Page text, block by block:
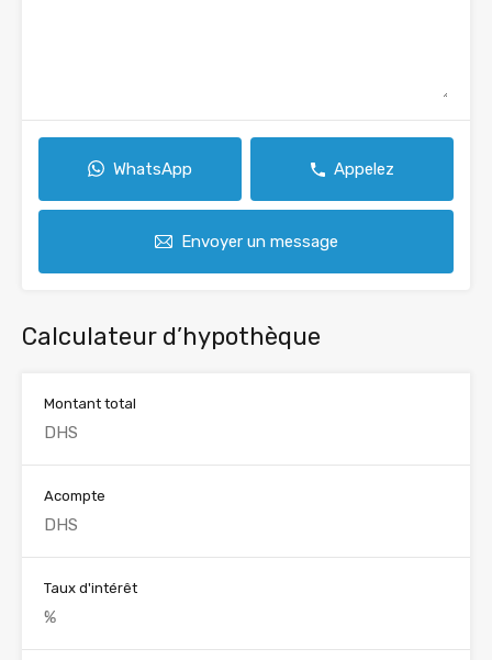
WhatsApp Appelez
Envoyer un message
Calculateur d’hypothèque
Montant total
Acompte
Taux d'intérêt